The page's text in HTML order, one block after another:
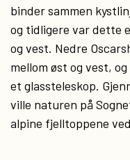
binder sammen
og tidligere var dette
og vest. Nedre
mellom øst og vest,
et glassteleskop.
ville naturen på
alpine fjelltoppene